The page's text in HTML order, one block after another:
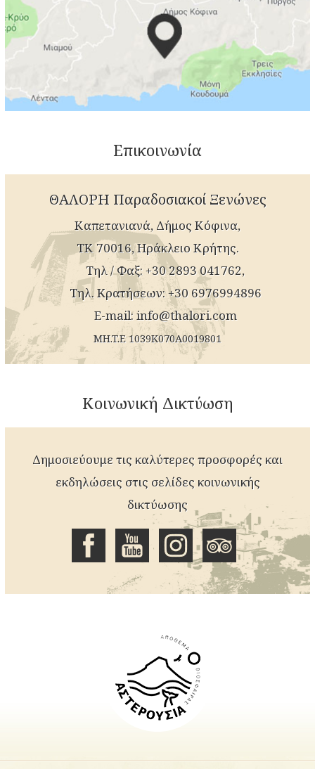
Επικοινωνία
ΘΑΛΟΡΗ Παραδοσιακοί Ξενώνες
Καπετανιανά, Δήμος Κόφινα,
ΤΚ 70016, Ηράκλειο Κρήτης.
Tηλ / Φαξ: +30 2893 041762,
Τηλ. Kρατήσεων: +30 6976994896
E-mail:info@thalori.com
MH.T.E 1039K070A0019801
Κοινωνική Δικτύωση
Δημοσιεύουμε τις καλύτερες προσφορές και
εκδηλώσεις στις σελίδες κοινωνικής
δικτύωσης